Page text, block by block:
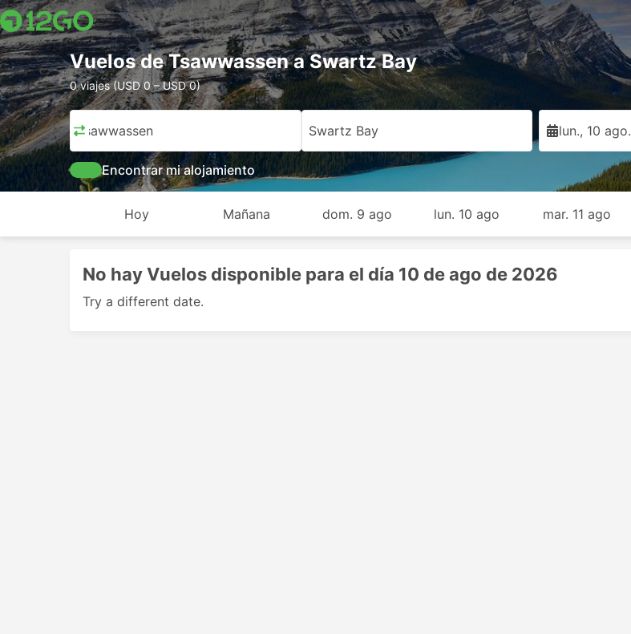
Vuelos de Tsawwassen a Swartz Bay
0 viajes (USD 0 – USD 0)
Tsawwassen Swartz Bay lun., 10 ago.
Encontrar mi alojamiento
Hoy Mañana dom. 9 ago lun. 10 ago mar. 11 ago
No hay Vuelos disponible para el día 10 de ago de 2026
Try a different date.